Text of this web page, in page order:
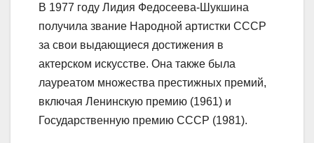
В 1977 году Лидия Федосеева-Шукшина
получила звание Народной артистки СССР
за свои выдающиеся достижения в
актерском искусстве. Она также была
лауреатом множества престижных премий,
включая Ленинскую премию (1961) и
Государственную премию СССР (1981).